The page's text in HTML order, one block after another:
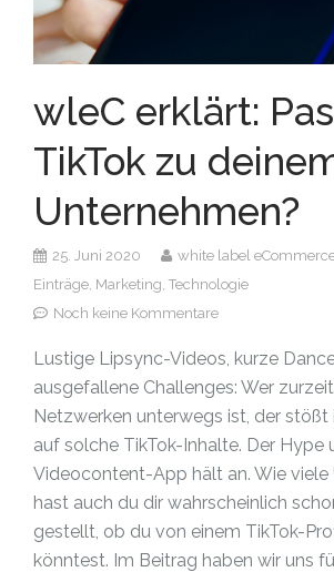
wleC erklärt:
TikTok zu
Unternehmen?
25. Juni 2020 white label
Einträge, Marketing, Technologie
Noch keine Kommentare
Lustige Lipsync-Videos, kurze
ausgefallene Challenges: Wer
Netzwerken unterwegs ist, der stößt
auf solche TikTok-Inhalte. Der Hype
Videocontent-App hält an. Wie viele
hast auch du dir wahrscheinlich
gestellt, ob du von einem TikTok-
könntest. Im Beitrag haben wir uns